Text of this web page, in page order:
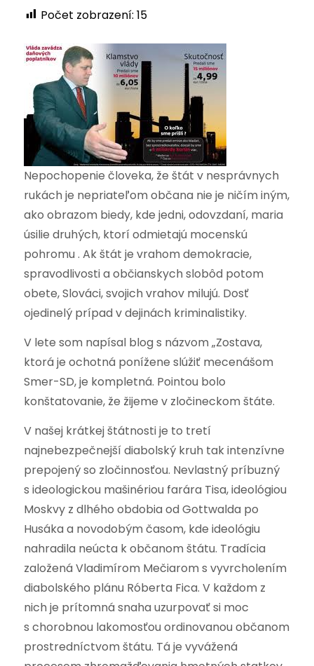
Počet zobrazení: 15
Nepochopenie človeka, že štát v nesprávnych
rukách je nepriateľom občana nie je ničím iným,
ako obrazom biedy, kde jedni, odovzdaní, maria
úsilie druhých, ktorí odmietajú mocenskú
pohromu . Ak štát je vrahom demokracie,
spravodlivosti a občianskych slobôd potom
obete, Slováci, svojich vrahov milujú. Dosť
ojedinelý prípad v dejinách kriminalistiky.
V lete som napísal blog s názvom „Zostava,
ktorá je ochotná ponížene slúžiť mecenášom
Smer-SD, je kompletná. Pointou bolo
konštatovanie, že žijeme v zločineckom štáte.
V našej krátkej štátnosti je to tretí
najnebezpečnejší diabolský kruh tak intenzívne
prepojený so zločinnosťou. Nevlastný príbuzný
s ideologickou mašinériou farára Tisa, ideológiou
Moskvy z dlhého obdobia od Gottwalda po
Husáka a novodobým časom, kde ideológiu
nahradila neúcta k občanom štátu. Tradícia
založená Vladimírom Mečiarom s vyvrcholením
diabolského plánu Róberta Fica. V každom z
nich je prítomná snaha uzurpovať si moc
s chorobnou lakomosťou ordinovanou občanom
prostredníctvom štátu. Tá je vyvážená